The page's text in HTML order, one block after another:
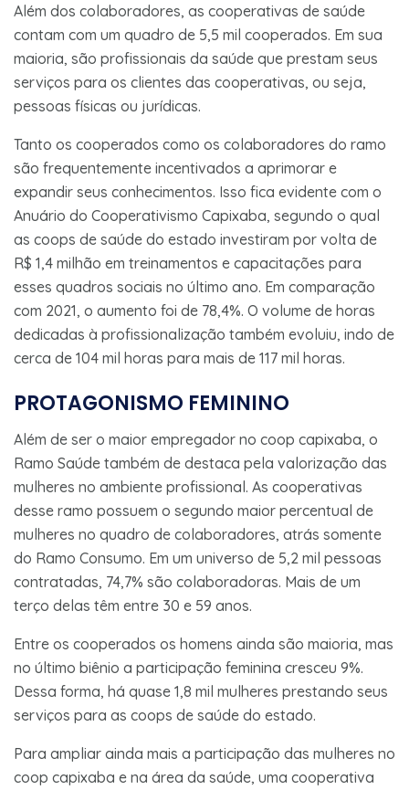
Além dos colaboradores, as cooperativas de saúde
contam com um quadro de 5,5 mil cooperados. Em sua
maioria, são profissionais da saúde que prestam seus
serviços para os clientes das cooperativas, ou seja,
pessoas físicas ou jurídicas.
Tanto os cooperados como os colaboradores do ramo
são frequentemente incentivados a aprimorar e
expandir seus conhecimentos. Isso fica evidente com o
Anuário do Cooperativismo Capixaba, segundo o qual
as coops de saúde do estado investiram por volta de
R$ 1,4 milhão em treinamentos e capacitações para
esses quadros sociais no último ano. Em comparação
com 2021, o aumento foi de 78,4%. O volume de horas
dedicadas à profissionalização também evoluiu, indo de
cerca de 104 mil horas para mais de 117 mil horas.
PROTAGONISMO FEMININO
Além de ser o maior empregador no coop capixaba, o
Ramo Saúde também de destaca pela valorização das
mulheres no ambiente profissional. As cooperativas
desse ramo possuem o segundo maior percentual de
mulheres no quadro de colaboradores, atrás somente
do Ramo Consumo. Em um universo de 5,2 mil pessoas
contratadas, 74,7% são colaboradoras. Mais de um
terço delas têm entre 30 e 59 anos.
Entre os cooperados os homens ainda são maioria, mas
no último biênio a participação feminina cresceu 9%.
Dessa forma, há quase 1,8 mil mulheres prestando seus
serviços para as coops de saúde do estado.
Para ampliar ainda mais a participação das mulheres no
coop capixaba e na área da saúde, uma cooperativa